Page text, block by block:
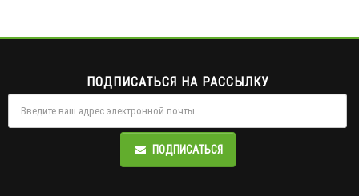
ПОДПИСАТЬСЯ НА РАССЫЛКУ
ПОДПИСАТЬСЯ